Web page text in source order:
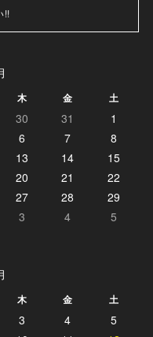
!!
木 金 土
30 31
1
6 7
8
13 14
15
20 21
22
27 28
29
3 4 5
木 金 土
3 4
5